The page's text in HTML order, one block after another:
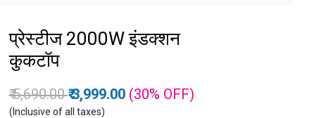
प्रेस्टीज 2000W इंडक्शन
कुकटॉप
Price reduced from
₹ 5,690.00to
₹ 3,999.00 (30% OFF)
(Inclusive of all taxes)